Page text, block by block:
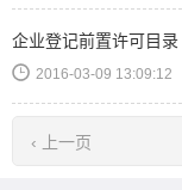
企业登记前置许可目录
2016-03-09 13:09:12
‹ 上一页